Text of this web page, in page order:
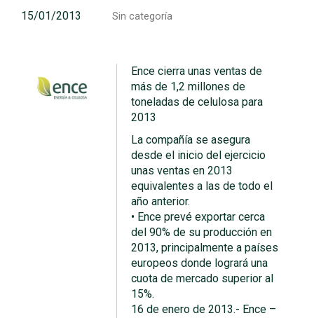
15/01/2013 Sin categoría
Ence cierra unas ventas de
más de 1,2 millones de
toneladas de celulosa para
2013
La compañía se asegura
desde el inicio del ejercicio
unas ventas en 2013
equivalentes a las de todo el
año anterior.
• Ence prevé exportar cerca
del 90% de su producción en
2013, principalmente a países
europeos donde logrará una
cuota de mercado superior al
15%.
16 de enero de 2013.- Ence –